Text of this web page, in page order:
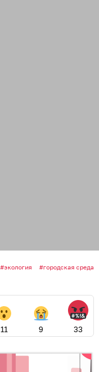
экология городская среда
11 9 33